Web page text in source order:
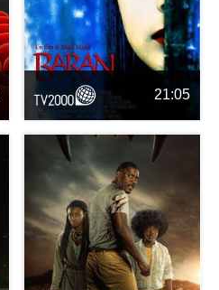
21:05